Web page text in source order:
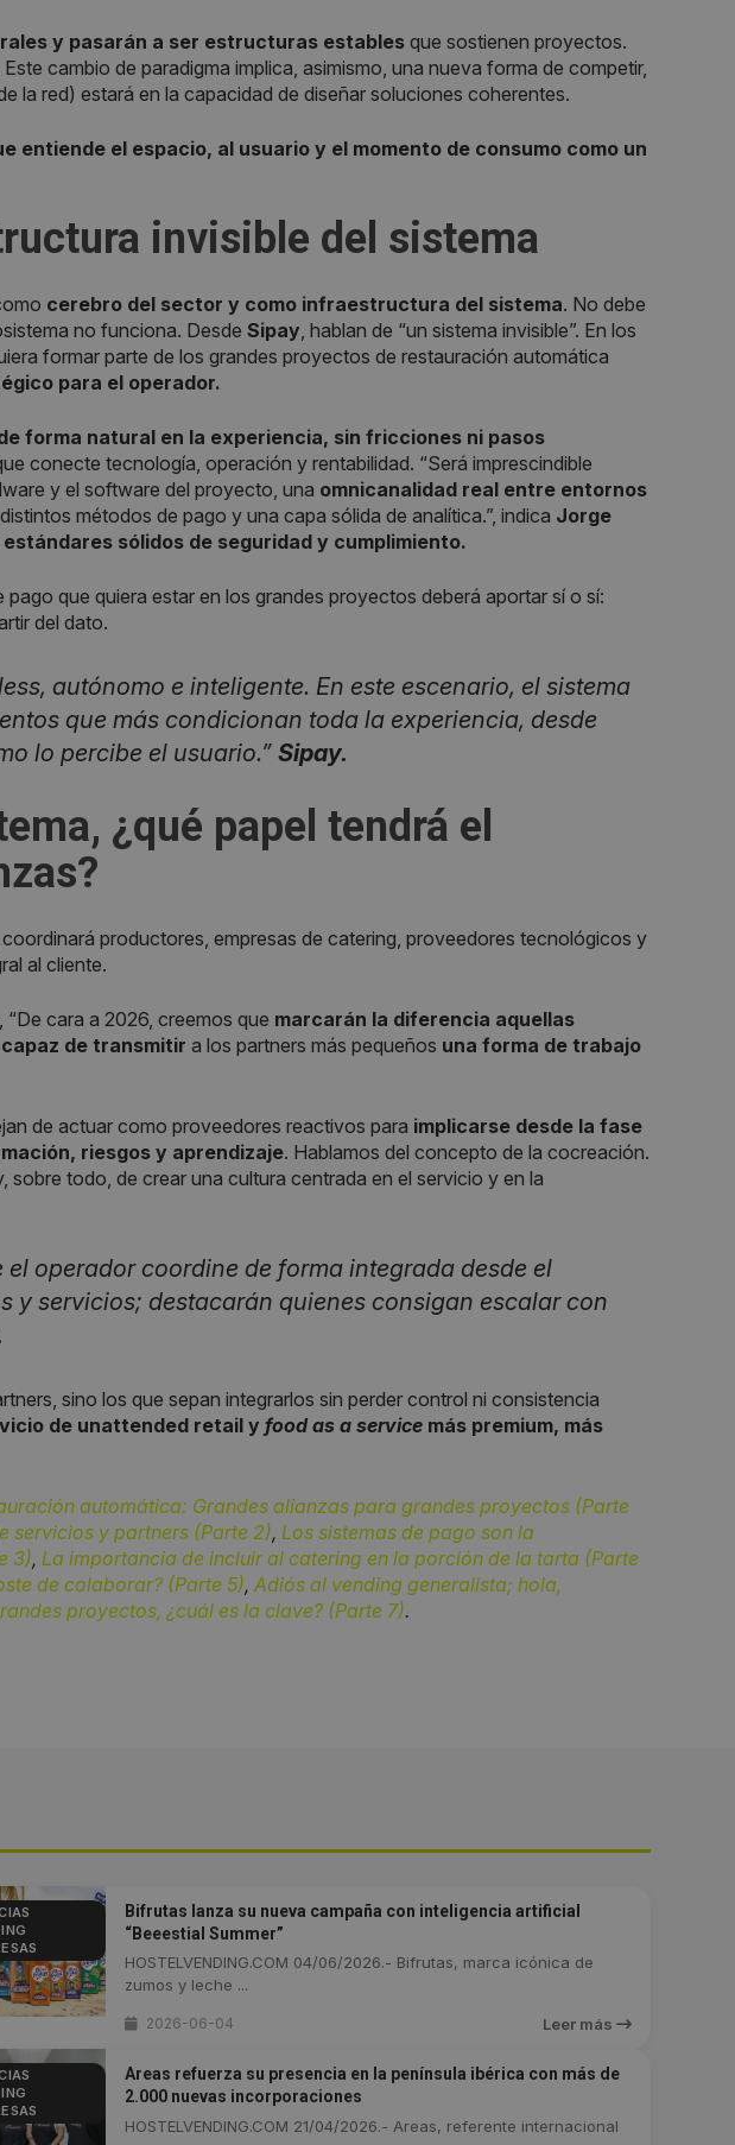
y pasarán a ser estructuras estables que sostienen proyectos.
cambio de paradigma implica, asimismo, una nueva forma de competir,
la red) estará en la capacidad de diseñar soluciones coherentes.
entiende el espacio, al usuario y el momento de consumo como un
invisible del sistema
cerebro del sector y como infraestructura del sistema. No debe
no funciona. Desde Sipay , hablan de “un sistema invisible”. En los
formar parte de los grandes proyectos de restauración automática
para el operador.
forma natural en la experiencia, sin fricciones ni pasos
conecte tecnología, operación y rentabilidad. “Será imprescindible
y el software del proyecto, una omnicanalidad real entre entornos
métodos de pago y una capa sólida de analítica.”, indica Jorge
estándares sólidos de seguridad y cumplimiento.
que quiera estar en los grandes proyectos deberá aportar sí o sí:
del dato.
autónomo e inteligente. En este escenario, el sistema
que más condicionan toda la experiencia, desde
lo percibe el usuario.” Sipay.
¿qué papel tendrá el
productores, empresas de catering, proveedores tecnológicos y
al cliente.
, “De cara a 2026, creemos que marcarán la diferencia aquellas
de transmitir a los partners más pequeños una forma de trabajo
de actuar como proveedores reactivos para implicarse desde la fase
riesgos y aprendizaje. Hablamos del concepto de la cocreación.
todo, de crear una cultura centrada en el servicio y en la
el operador coordine de forma integrada desde el
y servicios; destacarán quienes consigan escalar con
sino los que sepan integrarlos sin perder control ni consistencia
de unattended retail y food as a service más premium, más
automática: Grandes alianzas para grandes proyectos (Parte
servicios y partners (Parte 2), Los sistemas de pago son la
3), La importancia de incluir al catering en la porción de la tarta (Parte
de colaborar? (Parte 5), Adiós al vending generalista; hola,
proyectos, ¿cuál es la clave? (Parte 7).
Bifrutas lanza su nueva campaña con inteligencia artificial
“Beeestial Summer”
HOSTELVENDING.COM 04/06/2026.- Bifrutas, marca icónica de
zumos y leche ...
2026-06-04 Leer más
Areas refuerza su presencia en la península ibérica con más de
2.000 nuevas incorporaciones
HOSTELVENDING.COM 21/04/2026.- Areas, referente internacional